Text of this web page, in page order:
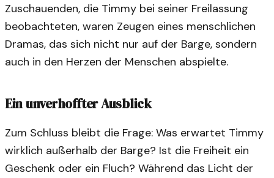
Zuschauenden, die Timmy bei seiner Freilassung
beobachteten, waren Zeugen eines menschlichen
Dramas, das sich nicht nur auf der Barge, sondern
auch in den Herzen der Menschen abspielte.
Ein unverhoffter Ausblick
Zum Schluss bleibt die Frage: Was erwartet Timmy
wirklich außerhalb der Barge? Ist die Freiheit ein
Geschenk oder ein Fluch? Während das Licht der